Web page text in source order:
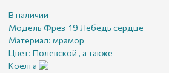
В наличии
Модель Фрез-19 Лебедь сердце
Материал: мрамор
Цвет: Полевской , а также
Коелга